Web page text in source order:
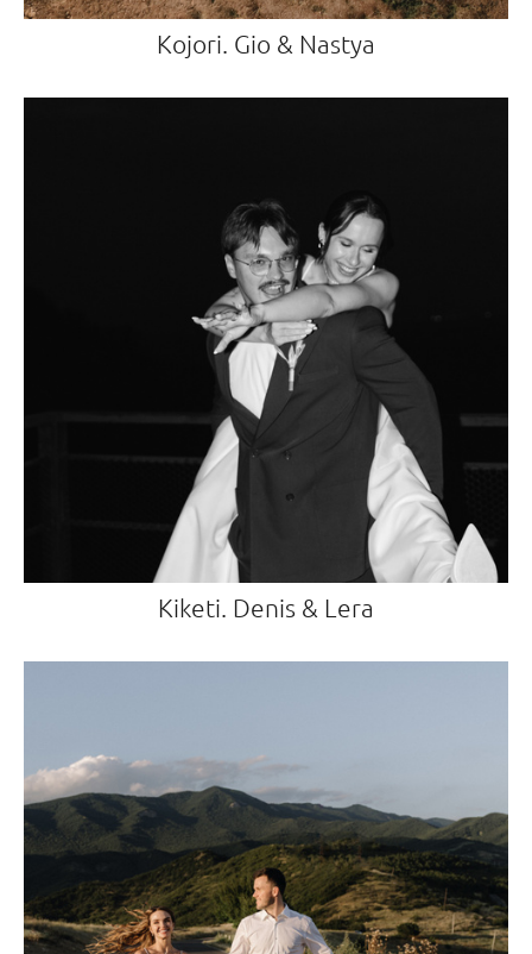
Kojori. Gio & Nastya
Kiketi. Denis & Lera